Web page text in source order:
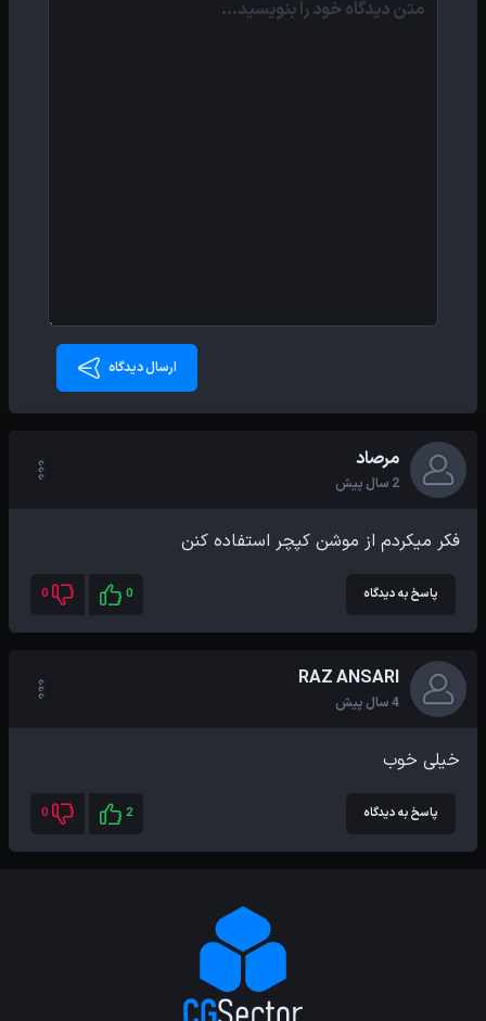
ارسال دیدگاه
مرصاد
2 سال پیش
فکر میکردم از موشن کپچر استفاده کنن
پاسخ به دیدگاه 0
0
RAZ ANSARI
4 سال پیش
خیلی خوب
پاسخ به دیدگاه 2
0